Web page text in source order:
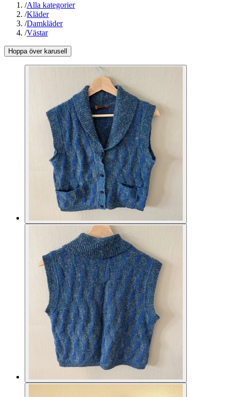
/Alla kategorier
/Kläder
/Damkläder
/Västar
Hoppa över karusell